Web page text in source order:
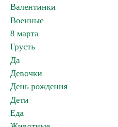
Валентинки
Военные
8 марта
Грусть
Да
Девочки
День рождения
Дети
Еда